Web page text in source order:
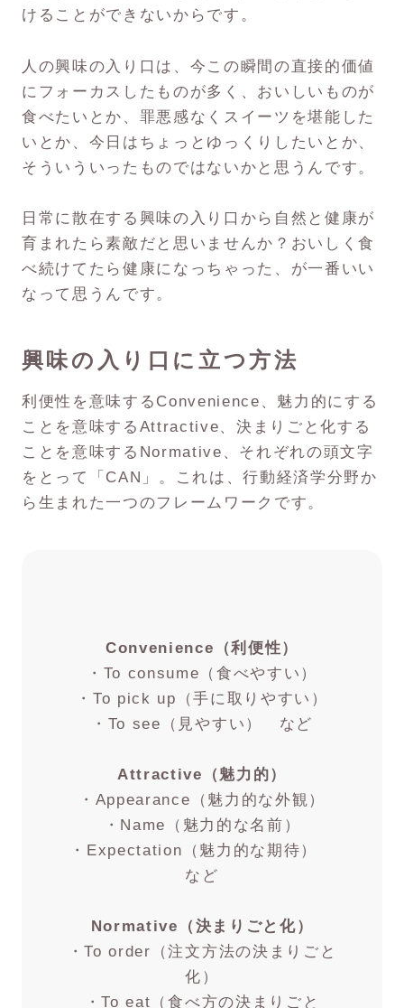
けることができないからです。
人の興味の入り口は、今この瞬間の直接的価値
にフォーカスしたものが多く、おいしいものが
食べたいとか、罪悪感なくスイーツを堪能した
いとか、今日はちょっとゆっくりしたいとか、
そういういったものではないかと思うんです。
日常に散在する興味の入り口から自然と健康が
育まれたら素敵だと思いませんか？おいしく食
べ続けてたら健康になっちゃった、が一番いい
なって思うんです。
興味の入り口に立つ方法
利便性を意味するConvenience、魅力的にする
ことを意味するAttractive、決まりごと化する
ことを意味するNormative、それぞれの頭文字
をとって「CAN」。これは、行動経済学分野か
ら生まれた一つのフレームワークです。
Convenience（利便性）
・To consume（食べやすい）
・To pick up（手に取りやすい）
・To see（見やすい） など
Attractive（魅力的）
・Appearance（魅力的な外観）
・Name（魅力的な名前）
・Expectation（魅力的な期待）
など
Normative（決まりごと化）
・To order（注文方法の決まりごと
化）
・To eat（食べ方の決まりごと